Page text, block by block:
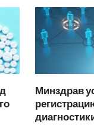
Минздрав